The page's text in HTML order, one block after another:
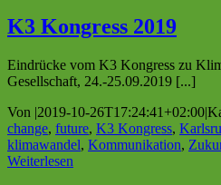
K3 Kongress 2019
Eindrücke vom K3 Kongress zu
Gesellschaft, 24.-25.09.2019 [...]
Von |2019-10-26T17:24:41+02:00|
change, future, K3 Kongress,
klimawandel, Kommunikation,
Weiterlesen